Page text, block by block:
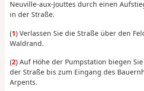
Neuville-aux-Jouttes durch einen
in der Straße.
(1) Verlassen Sie die Straße über den
Waldrand.
(2) Auf Höhe der Pumpstation biegen
der Straße bis zum Eingang des
Arpents.